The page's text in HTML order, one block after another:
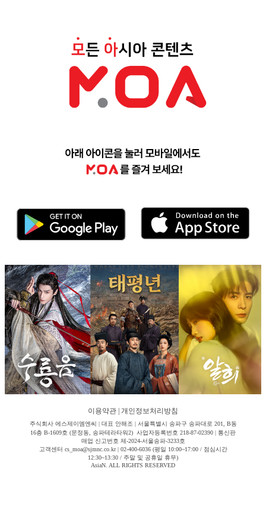
이용약관 개인정보처리방침
주식회사 에스제이엠엔씨 | 대표 안해조 | 서울특별시 송파구 송파대로 201, B동
16층 B-1609호 (문정동, 송파테라타워2) 사업자등록번호 218-87-02390 | 통신판
매업 신고번호 제-2024-서울송파-3233호
고객센터 cs_moa@sjmnc.co.kr | 02-400-6036 (평일 10:00~17:00 / 점심시간
12:30~13:30 / 주말 및 공휴일 휴무)
AsiaN. ALL RIGHTS RESERVED